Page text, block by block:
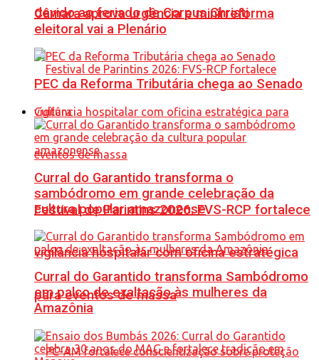
devido ao feriado de Corpus Christi
Festival de Parintins 2026: FVS-RCP fortalece
vigilância hospitalar com oficina estratégica
para eventos de massa
Câmara aprova urgência e minirreforma
eleitoral vai a Plenário
PEC da Reforma Tributária chega ao Senado
Cultura
Curral do Garantido transforma o
sambódromo em grande celebração da
cultura popular amazonense
Curral do Garantido transforma Sambódromo
em palco de exaltação às mulheres da
Amazônia